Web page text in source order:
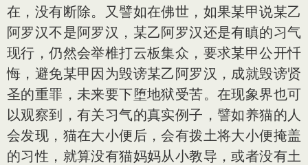
在，没有断除。又譬如在佛世，如果某甲说某乙
阿罗汉不是阿罗汉，某乙阿罗汉还是有瞋的习气
现行，仍然会举椎打云板集众，要求某甲公开忏
悔，避免某甲因为毁谤某乙阿罗汉，成就毁谤贤
圣的重罪，未来要下堕地狱受苦。在现象界也可
以观察到，有关习气的真实例子，譬如养猫的人
会发现，猫在大小便后，会有拨土将大小便掩盖
的习性，就算没有猫妈妈从小教导，或者没有土